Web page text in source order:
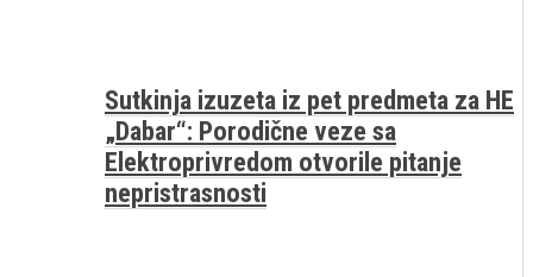
Sutkinja izuzeta iz pet predmeta za HE
„Dabar“: Porodične veze sa
Elektroprivredom otvorile pitanje
nepristrasnosti